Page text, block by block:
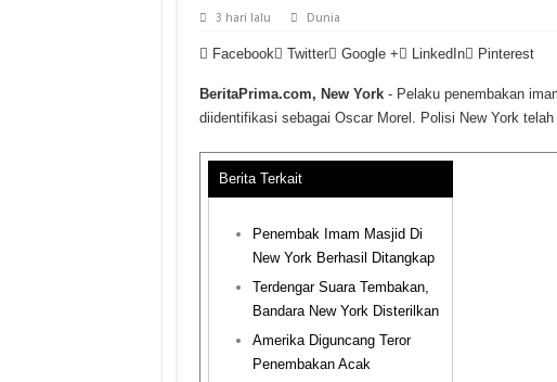
3 hari lalu Dunia
Facebook Twitter Google + LinkedIn Pinterest
BeritaPrima.com, New York- Pelaku penembakan
diidentifikasi sebagai Oscar Morel. Polisi New York
Berita Terkait
Penembak Imam Masjid Di
New York Berhasil Ditangkap
Terdengar Suara Tembakan,
Bandara New York Disterilkan
Amerika Diguncang Teror
Penembakan Acak